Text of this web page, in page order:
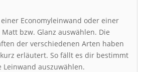
Economyleinwand oder einer
bzw. Glanz auswählen. Die
der verschiedenen Arten haben
erläutert. So fällt es dir bestimmt
Leinwand auszuwählen.